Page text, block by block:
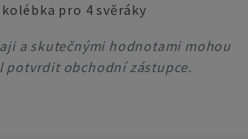
pro 4 svěráky
a skutečnými hodnotami mohou
potvrdit obchodní zástupce.